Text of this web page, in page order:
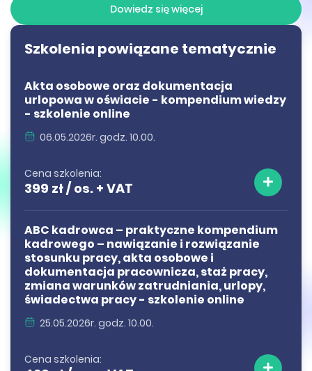
Dowiedz się więcej
Szkolenia powiązane tematycznie
Akta osobowe oraz dokumentacja
urlopowa w oświacie - kompendium wiedzy
- szkolenie online
06.05.2026r. godz. 10.00.
Cena szkolenia:
399 zł / os. + VAT
ABC kadrowca – praktyczne kompendium
kadrowego – nawiązanie i rozwiązanie
stosunku pracy, akta osobowe i
dokumentacja pracownicza, staż pracy,
zmiana warunków zatrudniania, urlopy,
świadectwa pracy - szkolenie online
25.05.2026r. godz. 10.00.
Cena szkolenia: